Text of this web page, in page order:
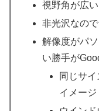
視野角が広
非光沢なの
解像度がパ
い勝手が
同じサ
イメージ